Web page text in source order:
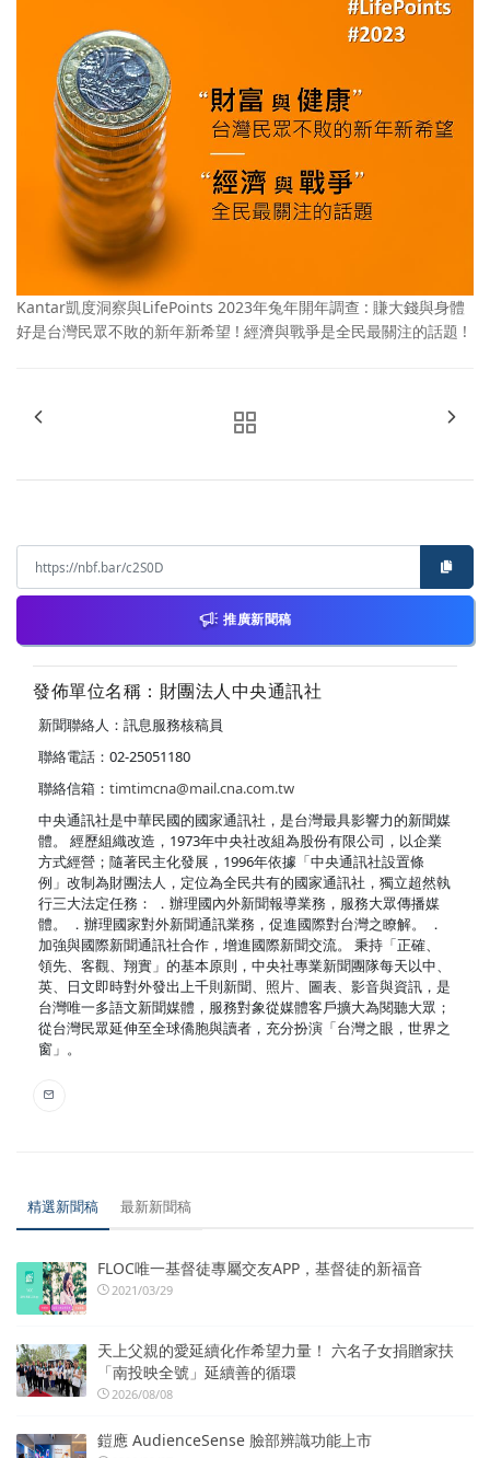
Kantar凱度洞察與LifePoints 2023年兔年開年調查 : 賺大錢與身體
好是台灣民眾不敗的新年新希望 ! 經濟與戰爭是全民最關注的話題 !
推廣新聞稿
發佈單位名稱：財團法人中央通訊社
新聞聯絡人：訊息服務核稿員
聯絡電話：02-25051180
聯絡信箱： timtimcna@mail.cna.com.tw
中央通訊社是中華民國的國家通訊社，是台灣最具影響力的新聞媒
體。 經歷組織改造，1973年中央社改組為股份有限公司，以企業
方式經營；隨著民主化發展，1996年依據「中央通訊社設置條
例」改制為財團法人，定位為全民共有的國家通訊社，獨立超然執
行三大法定任務： ．辦理國內外新聞報導業務，服務大眾傳播媒
體。 ．辦理國家對外新聞通訊業務，促進國際對台灣之瞭解。 ．
加強與國際新聞通訊社合作，增進國際新聞交流。 秉持「正確、
領先、客觀、翔實」的基本原則，中央社專業新聞團隊每天以中、
英、日文即時對外發出上千則新聞、照片、圖表、影音與資訊，是
台灣唯一多語文新聞媒體，服務對象從媒體客戶擴大為閱聽大眾；
從台灣民眾延伸至全球僑胞與讀者，充分扮演「台灣之眼，世界之
窗」。
精選新聞稿 最新新聞稿
FLOC唯一基督徒專屬交友APP，基督徒的新福音
2021/03/29
天上父親的愛延續化作希望力量！ 六名子女捐贈家扶
「南投映全號」延續善的循環
2026/08/08
鎧應 AudienceSense 臉部辨識功能上市